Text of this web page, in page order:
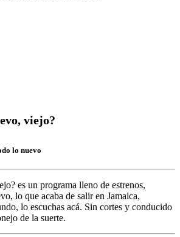
viejo?
lo nuevo
es un programa lleno de estrenos,
lo que acaba de salir en Jamaica,
lo escuchas acá. Sin cortes y conducido
de la suerte.